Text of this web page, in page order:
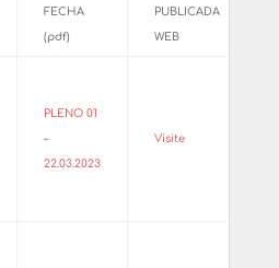
FECHA
(pdf)
PUBLICADA
WEB
PLENO 01
–
22.03.2023
Visite